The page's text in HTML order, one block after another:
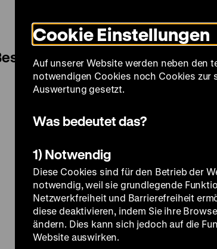
Modus
umschalten
Sprache
Spielplan Filmreihen
Cookie Einstellungen
Auf unserer Website werden neben den
notwendigen Cookies noch Cookies zur
Auswertung gesetzt.
Was bedeutet das?
1) Notwendig
Diese Cookies sind für den Betrieb der
notwendig, weil sie grundlegende
Netzwerkfreiheit und Barrierefreiheit
diese deaktivieren, indem Sie ihre
ändern. Dies kann sich jedoch auf die
Website auswirken.